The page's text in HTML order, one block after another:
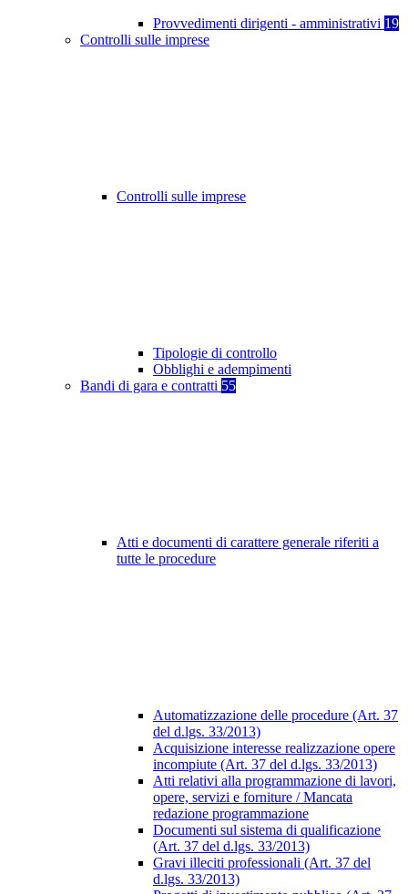
Provvedimenti dirigenti - amministrativi 19
Controlli sulle imprese
Controlli sulle imprese
Tipologie di controllo
Obblighi e adempimenti
Bandi di gara e contratti 55
Atti e documenti di carattere generale riferiti a
tutte le procedure
Automatizzazione delle procedure (Art. 37
del d.lgs. 33/2013)
Acquisizione interesse realizzazione opere
incompiute (Art. 37 del d.lgs. 33/2013)
Atti relativi alla programmazione di lavori,
opere, servizi e forniture / Mancata
redazione programmazione
Documenti sul sistema di qualificazione
(Art. 37 del d.lgs. 33/2013)
Gravi illeciti professionali (Art. 37 del
d.lgs. 33/2013)